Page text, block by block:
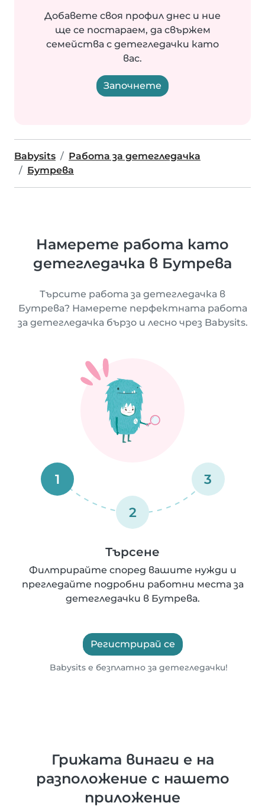
Добавете своя профил днес и ние
ще се постараем, да свържем
семейства с детегледачки като
вас.
Започнете
Babysits
Работа за детегледачка
Бутрева
Намерете работа като
детегледачка в Бутрева
Търсите работа за детегледачка в
Бутрева? Намерете перфектната работа
за детегледачка бързо и лесно чрез Babysits.
1
2
3
Търсене
Филтрирайте според вашите нужди и
прегледайте подробни работни места за
детегледачки в Бутрева.
Регистрирай се
Babysits е безплатно за детегледачки!
Грижата винаги е на
разположение с нашето
приложение